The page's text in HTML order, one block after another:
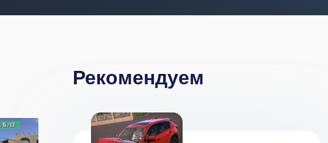
Рекомендуем